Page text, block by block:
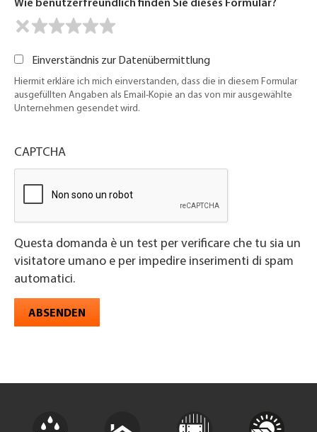
Wie benutzerfreundlich finden Sie dieses Formular?
Einverständnis zur Datenübermittlung
Hiermit erkläre ich mich einverstanden, dass die in diesem Formular
ausgefüllten Angaben als Email-Kopie an das von mir ausgewählte
Unternehmen gesendet wird.
CAPTCHA
Questa domanda è un test per verificare che tu sia un
visitatore umano e per impedire inserimenti di spam
automatici.
ABSENDEN